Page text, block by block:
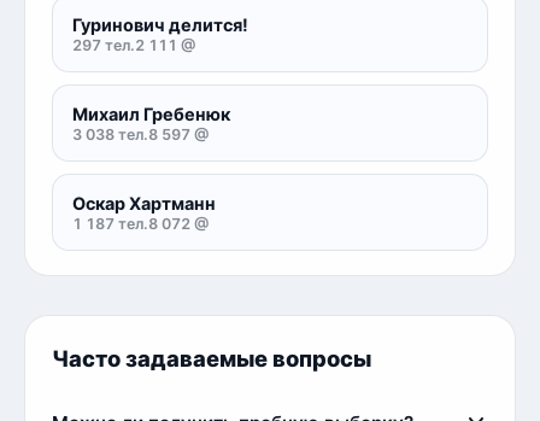
Гуринович делится!
297 тел.2 111 @
Михаил Гребенюк
3 038 тел.8 597 @
Оскар Хартманн
1 187 тел.8 072 @
Часто задаваемые вопросы